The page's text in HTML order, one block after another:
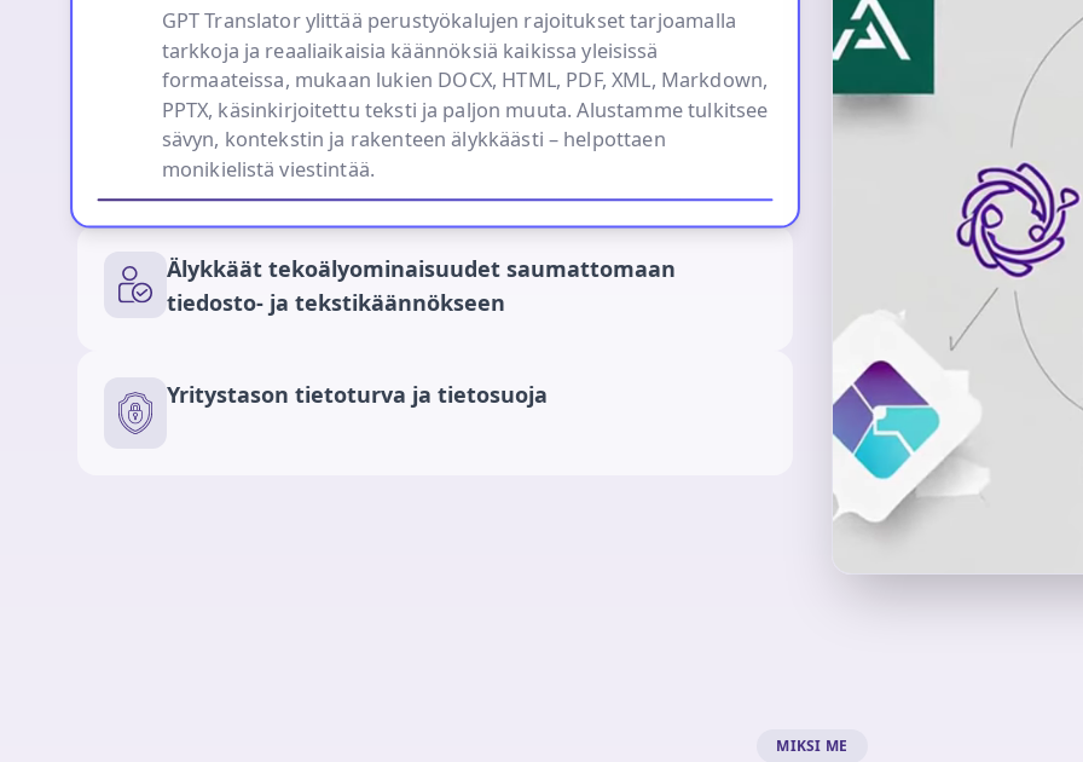
GPT Translator ylittää perustyökalujen rajoitukset tarjoamalla
tarkkoja ja reaaliaikaisia käännöksiä kaikissa yleisissä
formaateissa, mukaan lukien DOCX, HTML, PDF, XML, Markdown,
PPTX, käsinkirjoitettu teksti ja paljon muuta. Alustamme tulkitsee
sävyn, kontekstin ja rakenteen älykkäästi – helpottaen
monikielistä viestintää.
Älykkäät tekoälyominaisuudet saumattomaan
tiedosto- ja tekstikäännökseen
Yritystason tietoturva ja tietosuoja
MIKSI ME